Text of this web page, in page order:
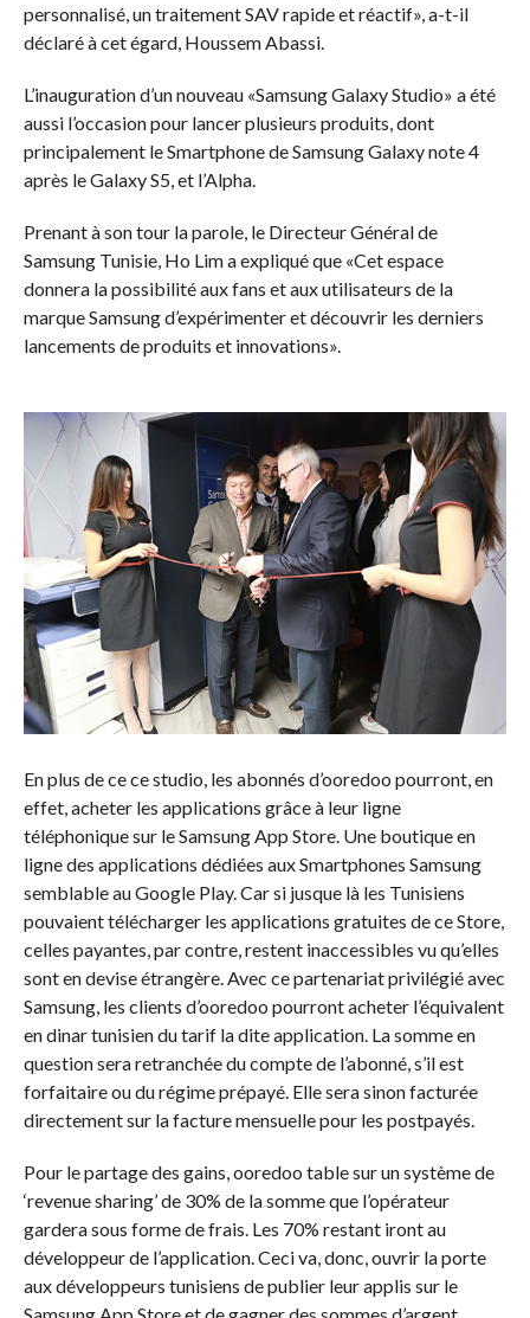
personnalisé, un traitement SAV rapide et réactif», a-t-il
déclaré à cet égard, Houssem Abassi.
L’inauguration d’un nouveau «Samsung Galaxy Studio» a été
aussi l’occasion pour lancer plusieurs produits, dont
principalement le Smartphone de Samsung Galaxy note 4
après le Galaxy S5, et l’Alpha.
Prenant à son tour la parole, le Directeur Général de
Samsung Tunisie, Ho Lim a expliqué que «Cet espace
donnera la possibilité aux fans et aux utilisateurs de la
marque Samsung d’expérimenter et découvrir les derniers
lancements de produits et innovations».
En plus de ce ce studio, les abonnés d’ooredoo pourront, en
effet, acheter les applications grâce à leur ligne
téléphonique sur le Samsung App Store. Une boutique en
ligne des applications dédiées aux Smartphones Samsung
semblable au Google Play. Car si jusque là les Tunisiens
pouvaient télécharger les applications gratuites de ce Store,
celles payantes, par contre, restent inaccessibles vu qu’elles
sont en devise étrangère. Avec ce partenariat privilégié avec
Samsung, les clients d’ooredoo pourront acheter l’équivalent
en dinar tunisien du tarif la dite application. La somme en
question sera retranchée du compte de l’abonné, s’il est
forfaitaire ou du régime prépayé. Elle sera sinon facturée
directement sur la facture mensuelle pour les postpayés.
Pour le partage des gains, ooredoo table sur un système de
‘revenue sharing’ de 30% de la somme que l’opérateur
gardera sous forme de frais. Les 70% restant iront au
développeur de l’application. Ceci va, donc, ouvrir la porte
aux développeurs tunisiens de publier leur applis sur le